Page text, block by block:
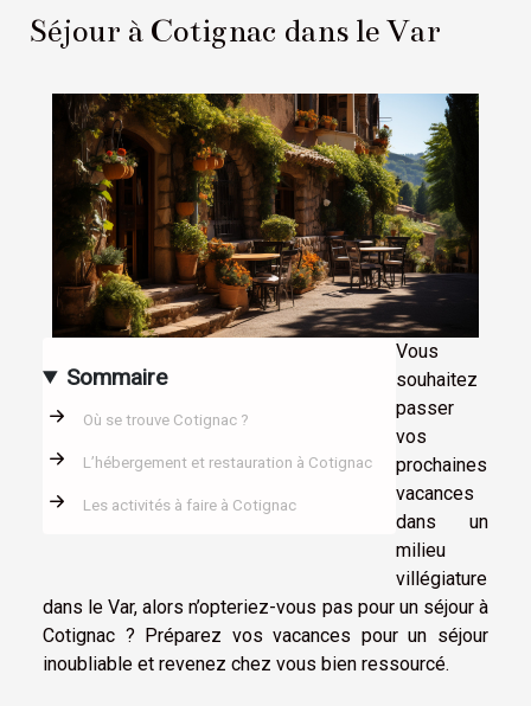
Séjour à Cotignac dans le Var
Sommaire
Où se trouve Cotignac ?
L’hébergement et restauration à Cotignac
Les activités à faire à Cotignac
Vous
souhaitez
passer
vos
prochaines
vacances
dans un
milieu
villégiature
dans le Var, alors n’opteriez-vous pas pour un séjour à
Cotignac ? Préparez vos vacances pour un séjour
inoubliable et revenez chez vous bien ressourcé.